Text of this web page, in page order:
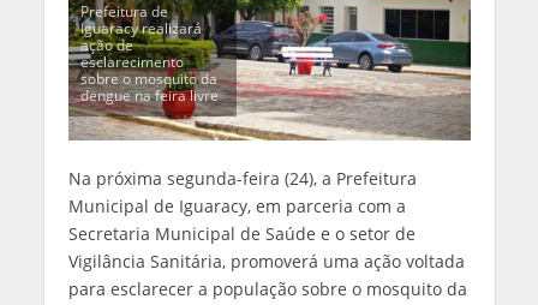
Prefeitura de
Iguaracy realizará
ação de
esclarecimento
sobre o mosquito da
dengue na feira livre
Na próxima segunda-feira (24), a Prefeitura
Municipal de Iguaracy, em parceria com a
Secretaria Municipal de Saúde e o setor de
Vigilância Sanitária, promoverá uma ação voltada
para esclarecer a população sobre o mosquito da